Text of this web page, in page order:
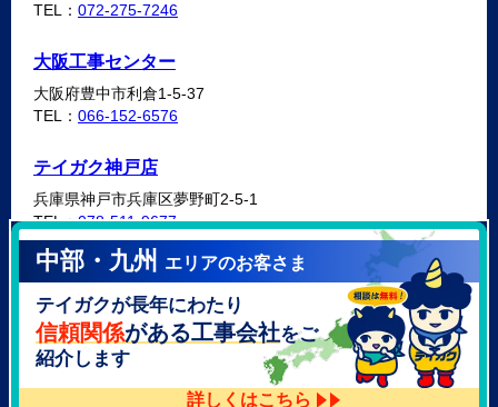
TEL： 072-275-7246
大阪工事センター
大阪府豊中市利倉1-5-37
TEL： 066-152-6576
テイガク神戸店
兵庫県神戸市兵庫区夢野町2-5-1
TEL：078-511-9677
テイガク泉北・泉南店
大阪府泉北郡忠岡町高月南3-14
TEL：072-521-2637
中部・九州 エリアのお客さま
テイガクが長年にわたり
信頼関係がある工事会社をご
紹介します
詳しくはこちら